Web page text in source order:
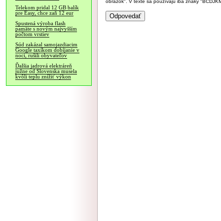
Telekom pridal 12 GB balík
pre Easy, chce zaň 12 eur
Spustená výroba flash
pamäte s novým najvyšším
počtom vrstiev
Súd zakázal samojazdiacim
Google taxíkom dobíjanie v
noci, rušili obyvateľov
Ďalšia jadrová elektráreň
južne od Slovenska musela
kvôli teplu znížiť výkon
obrázok". V texte sa používajú iba znaky